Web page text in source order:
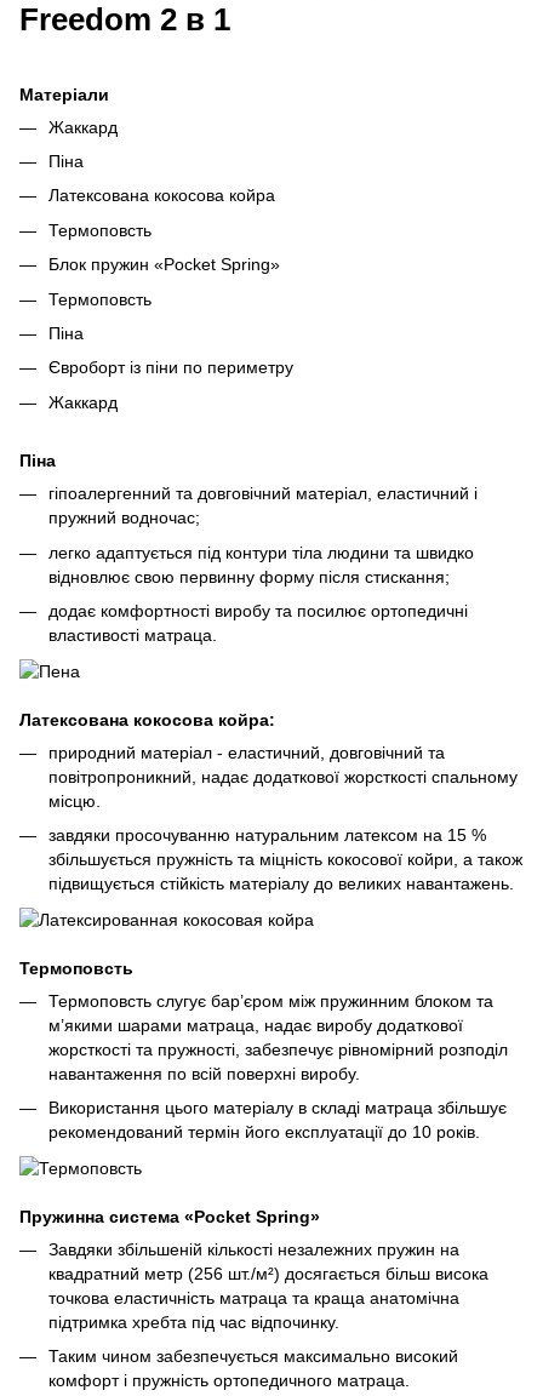
Freedom 2 в 1
Матеріали
Жаккард
Піна
Латексована кокосова койра
Термоповсть
Блок пружин «Pocket Spring»
Термоповсть
Піна
Євроборт із піни по периметру
Жаккард
Піна
гіпоалергенний та довговічний матеріал, еластичний і
пружний водночас;
легко адаптується під контури тіла людини та швидко
відновлює свою первинну форму після стискання;
додає комфортності виробу та посилює ортопедичні
властивості матраца.
Латексована кокосова койра:
природний матеріал - еластичний, довговічний та
повітропроникний, надає додаткової жорсткості спальному
місцю.
завдяки просочуванню натуральним латексом на 15 %
збільшується пружність та міцність кокосової койри, а також
підвищується стійкість матеріалу до великих навантажень.
Термоповсть
Термоповсть слугує бар’єром між пружинним блоком та
м’якими шарами матраца, надає виробу додаткової
жорсткості та пружності, забезпечує рівномірний розподіл
навантаження по всій поверхні виробу.
Використання цього матеріалу в складі матраца збільшує
рекомендований термін його експлуатації до 10 років.
Пружинна система «Pocket Spring»
Завдяки збільшеній кількості незалежних пружин на
квадратний метр (256 шт./м²) досягається більш висока
точкова еластичність матраца та краща анатомічна
підтримка хребта під час відпочинку.
Таким чином забезпечується максимально високий
комфорт і пружність ортопедичного матраца.